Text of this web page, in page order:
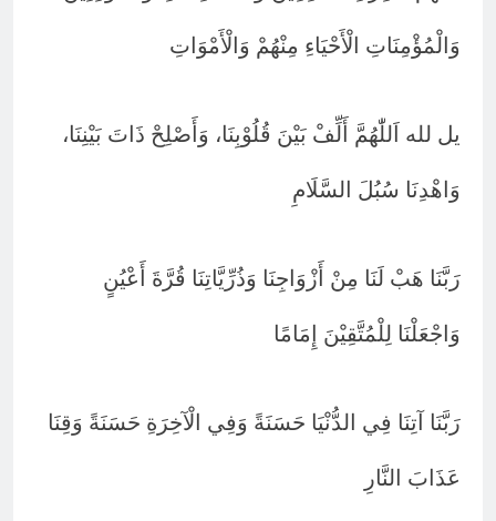
وَالْمُؤْمِنَاتِ الْأَحْيَاءِ مِنْهُمْ وَالْأَمْوَاتِ
يل لله اَللّٰهُمَّ أَلِّفْ بَيْنَ قُلُوْبِنَا، وَأَصْلِحْ ذَاتَ بَيْنِنَا،
وَاهْدِنَا سُبُلَ السَّلَامِ
رَبَّنَا هَبْ لَنَا مِنْ أَزْوَاجِنَا وَذُرِّيَّاتِنَا قُرَّةَ أَعْيُنٍ
وَاجْعَلْنَا لِلْمُتَّقِيْنَ إِمَامًا
رَبَّنَا آتِنَا فِي الدُّنْيَا حَسَنَةً وَفِي الْآخِرَةِ حَسَنَةً وَقِنَا
عَذَابَ النَّارِ